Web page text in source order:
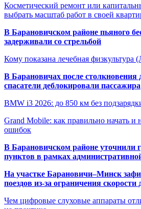
Косметический ремонт или
выбрать масштаб работ в своей
В Барановичском районе пьяного
задерживали со стрельбой
Кому показана лечебная физкультура
В Барановичах после столкновения
спасатели деблокировали пассажира
BMW i3 2026: до 850 км без
Grand Mobile: как правильно начать
ошибок
В Барановичском районе уточнили
пунктов в рамках
На участке Барановичи–Минск
поездов из-за ограничения
Чем цифровые слуховые аппараты